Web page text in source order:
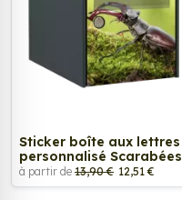
Sticker boîte aux lettres
personnalisé Scarabées
à partir de 13,90 € 12,51 €